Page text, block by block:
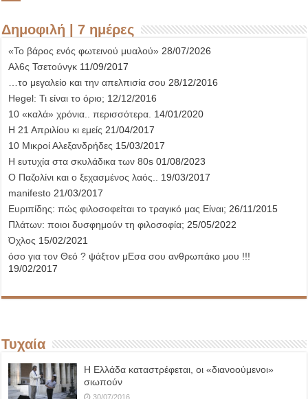
Δημοφιλή | 7 ημέρες
«Το βάρος ενός φωτεινού μυαλού» 28/07/2026
Αλ6ς Τσετούνγκ 11/09/2017
…το μεγαλείο και την απελπισία σου 28/12/2016
Hegel: Τι είναι το όριο; 12/12/2016
10 «καλά» χρόνια.. περισσότερα. 14/01/2020
Η 21 Απριλίου κι εμείς 21/04/2017
10 Μικροί Αλεξανδρήδες 15/03/2017
Η ευτυχία στα σκυλάδικα των 80s 01/08/2023
Ο Παζολίνι και ο ξεχασμένος λαός..
19/03/2017
manifesto 21/03/2017
Ευριπίδης: πώς φιλοσοφείται το τραγικό μας Είναι; 26/11/2015
Πλάτων: ποιοι δυσφημούν τη φιλοσοφία; 25/05/2022
Όχλος 15/02/2021
όσο για τον Θεό ? ψάξτον μΕσα σου ανθρωπάκο μου !!!
19/02/2017
Τυχαία
Η Ελλάδα καταστρέφεται, οι «διανοούμενοι»
σιωπούν
30/07/2016